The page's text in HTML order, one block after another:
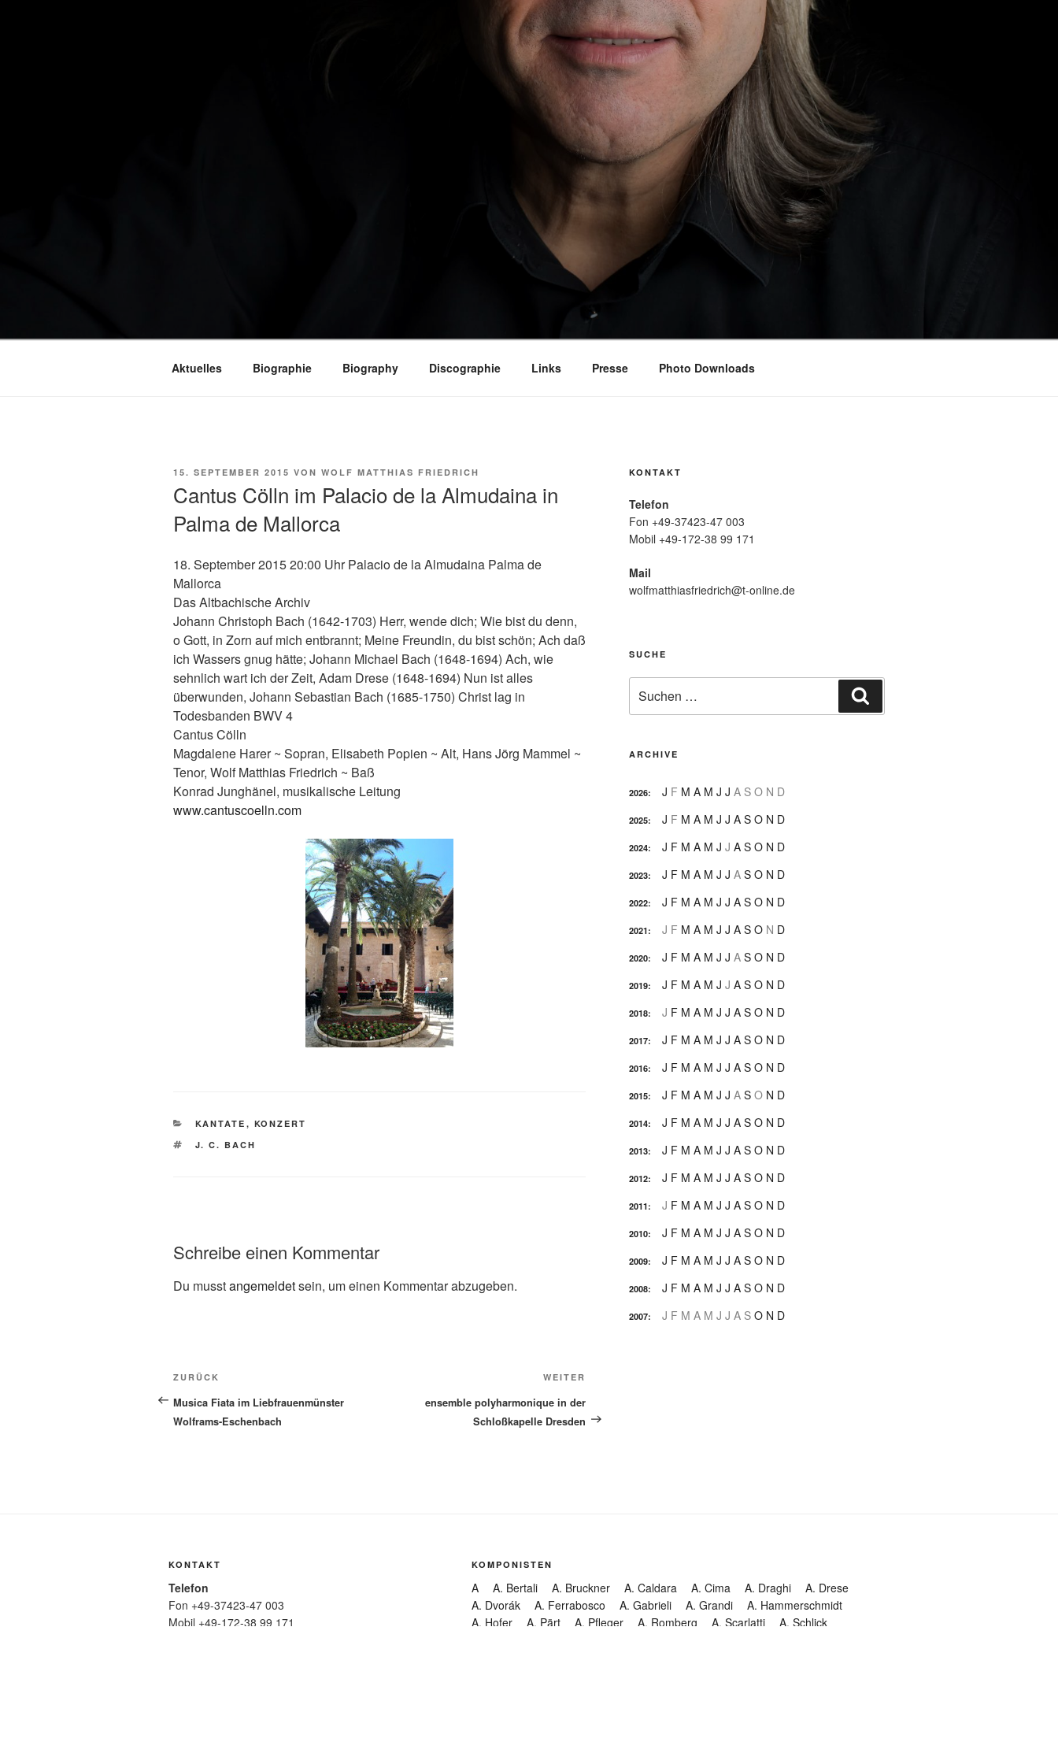
Aktuelles Biographie Biography Discographie Links Presse Photo Downloads
VERÖFFENTLICHT
15. SEPTEMBER 2015 VON WOLF MATTHIAS FRIEDRICH
Cantus Cölln im Palacio de la Almudaina in
Palma de Mallorca
18. September 2015 20:00 Uhr Palacio de la Almudaina Palma de
Mallorca
Das Altbachische Archiv
Johann Christoph Bach (1642-1703) Herr, wende dich; Wie bist du denn,
o Gott, in Zorn auf mich entbrannt; Meine Freundin, du bist schön; Ach daß
ich Wassers gnug hätte; Johann Michael Bach (1648-1694) Ach, wie
sehnlich wart ich der Zeit, Adam Drese (1648-1694) Nun ist alles
überwunden, Johann Sebastian Bach (1685-1750) Christ lag in
Todesbanden BWV 4
Cantus Cölln
Magdalene Harer ~ Sopran, Elisabeth Popien ~ Alt, Hans Jörg Mammel ~
Tenor, Wolf Matthias Friedrich ~ Baß
Konrad Junghänel, musikalische Leitung
www.cantuscoelln.com
KATEGORIEN
KANTATE , KONZERT
SCHLAGWÖRTER
J. C. BACH
Schreibe einen Kommentar
Du musstangemeldetsein, um einen Kommentar abzugeben.
Beitragsnavigation
Vorheriger
Beitrag
ZURÜCK
Musica Fiata im Liebfrauenmünster
Wolframs-Eschenbach
Beitrag
WEITER
ensemble polyharmonique in der
Schloßkapelle Dresden
KONTAKT
Telefon
Fon +49-37423-47 003
Mobil +49-172-38 99 171
Mail
wolfmatthiasfriedrich@t-online.de
SUCHE
nach:
ARCHIVE
2026: J F M A M J J A S O N D
2025: J F M A M J J A S O N D
2024: J F M A M J J A S O N D
2023: J F M A M J J A S O N D
2022: J F M A M J J A S O N D
2021: J F M A M J J A S O N D
2020: J F M A M J J A S O N D
2019: J F M A M J J A S O N D
2018: J F M A M J J A S O N D
2017: J F M A M J J A S O N D
2016: J F M A M J J A S O N D
2015: J F M A M J J A S O N D
2014: J F M A M J J A S O N D
2013: J F M A M J J A S O N D
2012: J F M A M J J A S O N D
2011: J F M A M J J A S O N D
2010: J F M A M J J A S O N D
2009: J F M A M J J A S O N D
2008: J F M A M J J A S O N D
2007: J F M A M J J A S O N D
KONTAKT
Telefon
Fon +49-37423-47 003
Mobil +49-172-38 99 171
KOMPONISTEN
A A. Bertali A. Bruckner A. Caldara A. Cima A. Draghi
A. Drese
A. Dvorák
A. Ferrabosco A. Gabrieli A. Grandi
A. Hammerschmidt
A. Hofer
A. Pärt A. Pfleger A. Romberg A. Scarlatti
A. Schlick